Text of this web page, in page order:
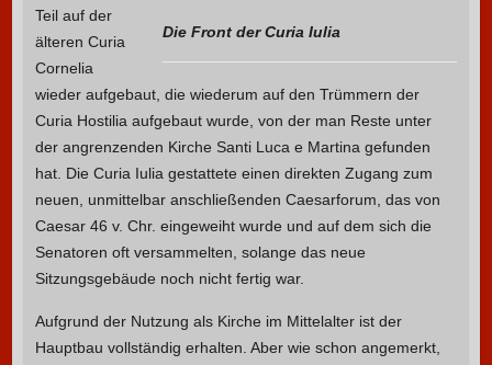
Die Front der Curia Iulia
Teil auf der
älteren Curia
Cornelia
wieder aufgebaut, die wiederum auf den Trümmern der
Curia Hostilia aufgebaut wurde, von der man Reste unter
der angrenzenden Kirche Santi Luca e Martina gefunden
hat. Die Curia Iulia gestattete einen direkten Zugang zum
neuen, unmittelbar anschließenden Caesarforum, das von
Caesar 46 v. Chr. eingeweiht wurde und auf dem sich die
Senatoren oft versammelten, solange das neue
Sitzungsgebäude noch nicht fertig war.
Aufgrund der Nutzung als Kirche im Mittelalter ist der
Hauptbau vollständig erhalten. Aber wie schon angemerkt,